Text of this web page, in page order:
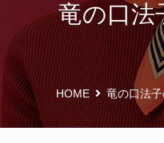
竜の口法
HOME 竜の口法